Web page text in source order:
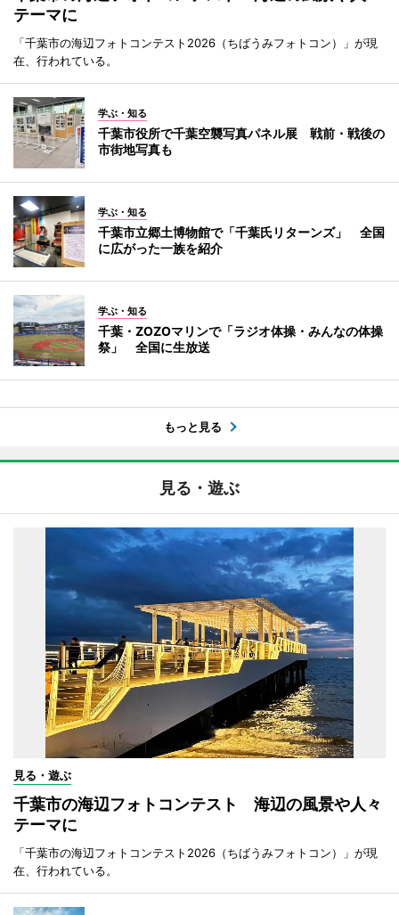
テーマに
「千葉市の海辺フォトコンテスト2026（ちばうみフォトコン）」が現
在、行われている。
学ぶ・知る
千葉市役所で千葉空襲写真パネル展 戦前・戦後の
市街地写真も
学ぶ・知る
千葉市立郷土博物館で「千葉氏リターンズ」 全国
に広がった一族を紹介
学ぶ・知る
千葉・ZOZOマリンで「ラジオ体操・みんなの体操
祭」 全国に生放送
もっと見る
見る・遊ぶ
見る・遊ぶ
千葉市の海辺フォトコンテスト 海辺の風景や人々
テーマに
「千葉市の海辺フォトコンテスト2026（ちばうみフォトコン）」が現
在、行われている。